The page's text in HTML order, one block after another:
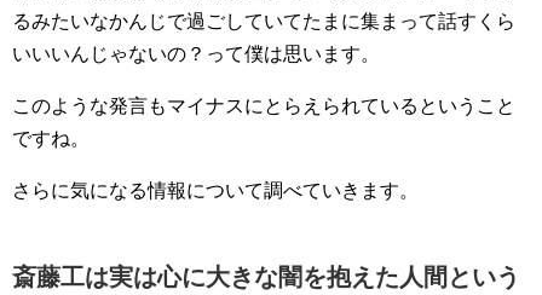
るみたいなかんじで過ごしていてたまに集まって話すくら
いいいんじゃないの？って僕は思います。
このような発言もマイナスにとらえられているということ
ですね。
さらに気になる情報について調べていきます。
斎藤工は実は心に大きな闇を抱えた人間という